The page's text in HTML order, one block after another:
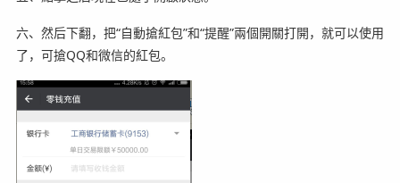
六、然后下翻，把“自動搶紅包”和“提醒”兩個開關打開，就可以使用
了，可搶QQ和微信的紅包。